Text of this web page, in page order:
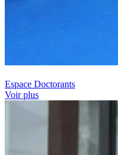
Espace Doctorants
Voir plus